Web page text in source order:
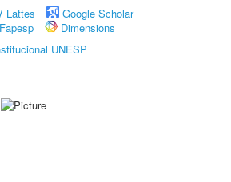
Lattes
Google Scholar
Fapesp
Dimensions
UNESP